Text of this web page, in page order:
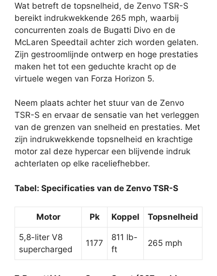
Wat betreft de topsnelheid, de Zenvo TSR-S
bereikt indrukwekkende 265 mph, waarbij
concurrenten zoals de Bugatti Divo en de
McLaren Speedtail achter zich worden gelaten.
Zijn gestroomlijnde ontwerp en hoge prestaties
maken het tot een geduchte kracht op de
virtuele wegen van Forza Horizon 5.
Neem plaats achter het stuur van de Zenvo
TSR-S en ervaar de sensatie van het verleggen
van de grenzen van snelheid en prestaties. Met
zijn indrukwekkende topsnelheid en krachtige
motor zal deze hypercar een blijvende indruk
achterlaten op elke raceliefhebber.
Tabel: Specificaties van de Zenvo TSR-S
Motor Pk Koppel Topsnelheid
5,8-liter V8
supercharged
1177
811 lb-
ft
265 mph